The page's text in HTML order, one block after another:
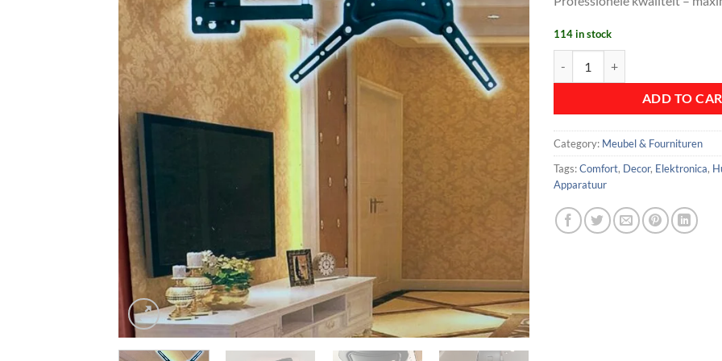
114 in stock
ADD TO
Category: Meubel & Fournituren
Tags:Comfort, Decor, Elektronica,
Apparatuur